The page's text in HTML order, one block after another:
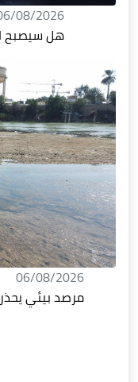
06/08/2026
هل سيصبح
06/08/2026
مرصد بيئي